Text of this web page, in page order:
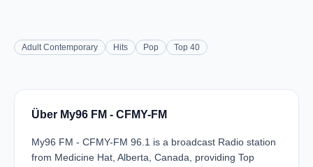
Adult Contemporary Hits Pop Top 40
Über My96 FM - CFMY-FM
My96 FM - CFMY-FM 96.1 is a broadcast Radio station
from Medicine Hat, Alberta, Canada, providing Top